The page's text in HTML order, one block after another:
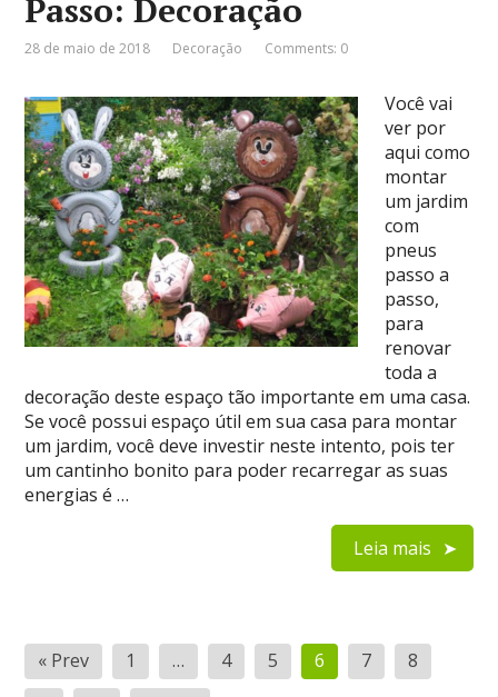
Passo: Decoração
28 de maio de 2018 Decoração Comments: 0
Você vai
ver por
aqui como
montar
um jardim
com
pneus
passo a
passo,
para
renovar
toda a
decoração deste espaço tão importante em uma casa.
Se você possui espaço útil em sua casa para montar
um jardim, você deve investir neste intento, pois ter
um cantinho bonito para poder recarregar as suas
energias é …
Leia mais
Navegação
« Prev 1 … 4 5 6 7
8